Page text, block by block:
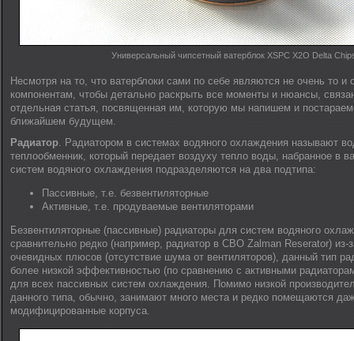
Универсальный чипсетный ватерблок XSPC X2O Delta
Несмотря на то, что ватерблоки сами по себе являются не очень то
компонентам, чтобы детально раскрыть все моменты и нюансы,
отдельная статья, посвященная им, которую мы напишем и
ближайшем будущем.
Радиатор . Радиатором в системах водяного охлаждения называют
теплообменник, который передает воздуху тепло воды, набранное в
систем водяного охлаждения подразделяются на два подтипа:
Пассивные, т.е. безвентиляторные
Активные, т.е. продуваемые вентиляторами
Безвентиляторные (пассивные) радиаторы для систем водяного
сравнительно редко (например, радиатор в СВО Zalman Reserator) из-
очевидных плюсов (отсутствие шума от вентиляторов), данный тип
более низкой эффективностью (по сравнению с активными
для всех пассивных систем охлаждения. Помимо низкой
данного типа, обычно, занимают много места и редко помещаются
модифицированные корпуса.